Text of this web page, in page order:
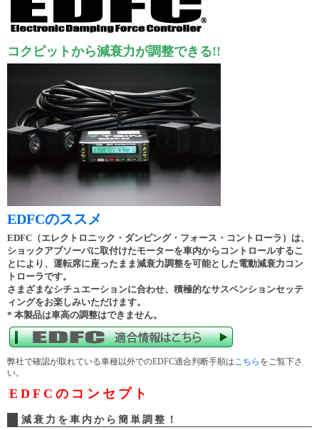
コクピットから減衰力が調整できる!!
EDFCのススメ
EDFC（エレクトロニック・ダンピング・フォース・コントローラ）は、
ショックアブソーバに取付けたモーターを車内からコントロールするこ
とにより、運転席に座ったまま減衰力調整を可能とした電動減衰力コン
トローラです。
さまざまなシチュエーションに合わせ、積極的なサスペンションセッテ
ィングをお楽しみいただけます。
* 本製品は車高の調整はできません。
弊社で確認が取れている車種以外でのEDFC適合判断手順はこちら をご覧下さ
い。
EDFCのコンセプト
減衰力を車内から簡単調整！